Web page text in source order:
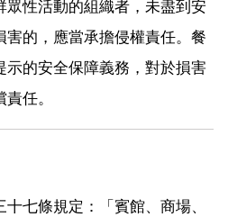
眾性活動的組織者，未盡到安
的，應當承擔侵權責任。餐
的安全保障義務，對於損害
任。
七條規定：「賓館、商場、